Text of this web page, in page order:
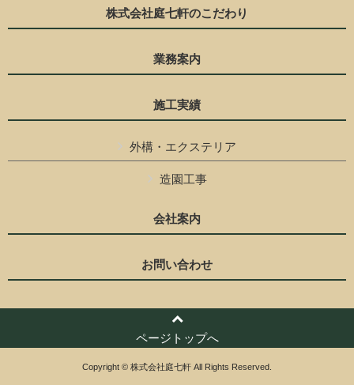
株式会社庭七軒のこだわり
業務案内
施工実績
外構・エクステリア
造園工事
会社案内
お問い合わせ
ページトップへ
Copyright © 株式会社庭七軒 All Rights Reserved.